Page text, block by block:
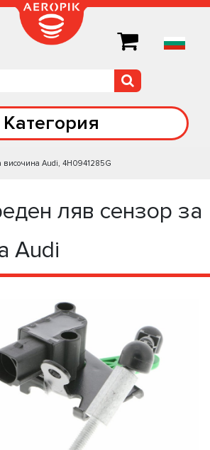
Категория
височина Audi, 4H0941285G
ляв сензор за
Audi